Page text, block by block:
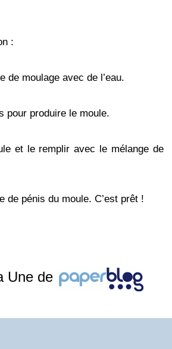
:
de moulage avec de l’eau.
pour produire le moule.
et le remplir avec le mélange de
de pénis du moule. C’est prêt !
Une de